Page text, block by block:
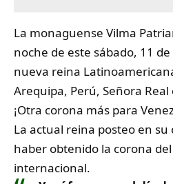
La monaguense Vilma
noche de este sábado, 11
nueva reina
Arequipa, Perú, Señora
¡Otra corona más para
La actual reina posteo en
haber obtenido la corona
internacional.